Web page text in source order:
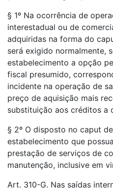
§ 1º Na ocorrência de
interestadual ou de
adquiridas na forma do
será exigido normalmente,
estabelecimento a opção
fiscal presumido,
incidente na operação de
preço de aquisição mais
substituição aos créditos a
§ 2º O disposto no caput
estabelecimento que
prestação de serviços de
manutenção, inclusive em
Art. 310-G. Nas saídas